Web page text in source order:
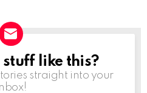
like this?
straight into your